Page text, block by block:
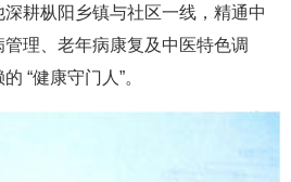
耕枞阳乡镇与社区一线，精通中
理、老年病康复及中医特色调
“健康守门人”。